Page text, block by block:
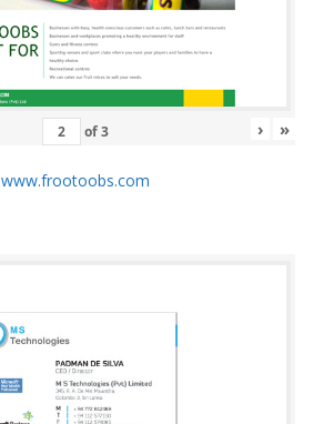
of3 › »
www.frootoobs.com